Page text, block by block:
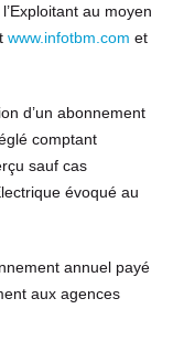
au moyen
www.infotbm.com et
d’un abonnement
comptant
sauf cas
évoqué au
annuel payé
aux agences